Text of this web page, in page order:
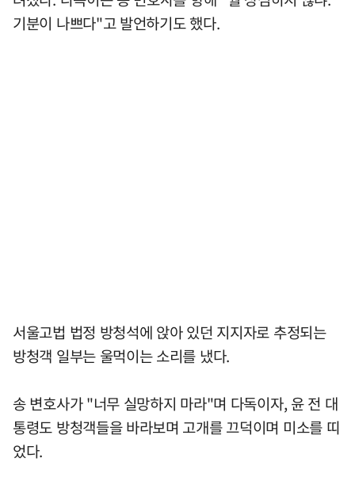
기분이 나쁘다"고 발언하기도 했다.
서울고법 법정 방청석에 앉아 있던 지지자로 추정되는
방청객 일부는 울먹이는 소리를 냈다.
송 변호사가 "너무 실망하지 마라"며 다독이자, 윤 전 대
통령도 방청객들을 바라보며 고개를 끄덕이며 미소를 띠
었다.